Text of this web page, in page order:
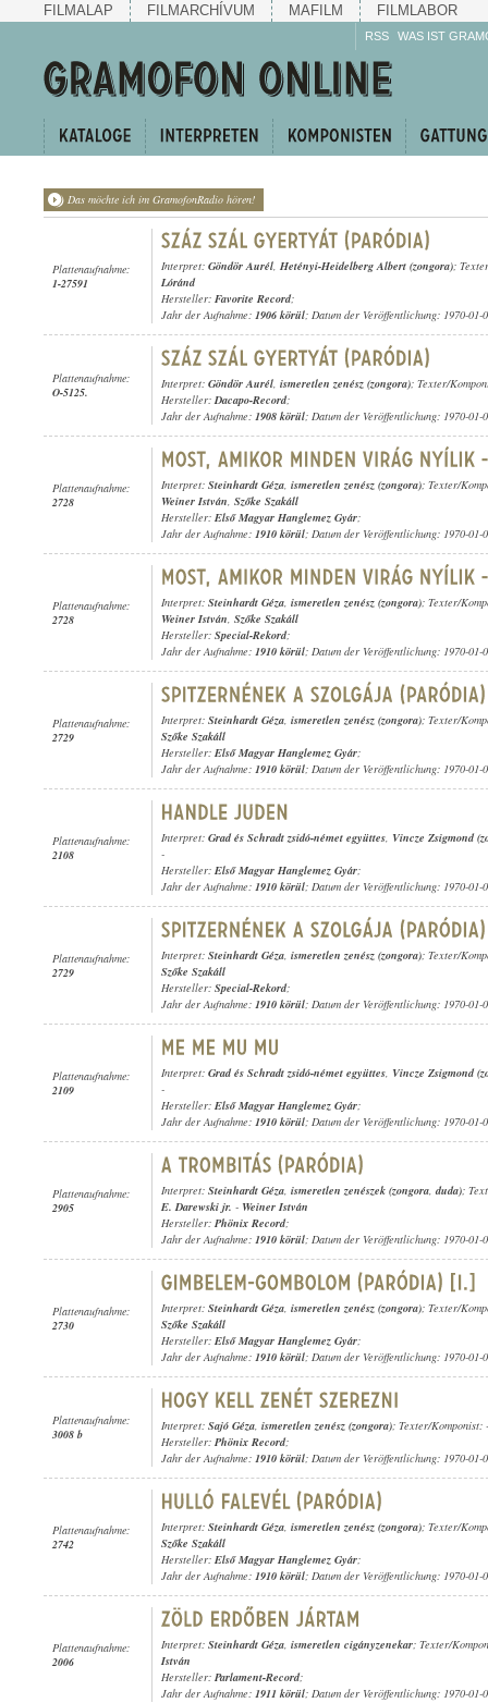
FILMALAP FILMARCHÍVUM MAFILM FILMLABOR
RSS WAS IST
Das möchte ich im GramofonRadio hören!
Plattenaufnahme:
1-27591
Interpret: Göndör Aurél, Hetényi-Heidelberg Albert (zongora);
Lóránd
Hersteller: Favorite Record;
Jahr der Aufnahme: 1906 körül; Datum der Veröffentlichung: 1970-01-
Plattenaufnahme:
O-5125.
Interpret: Göndör Aurél, ismeretlen zenész (zongora); Texter/
Hersteller:Dacapo-Record;
Jahr der Aufnahme: 1908 körül; Datum der Veröffentlichung: 1970-01-
Plattenaufnahme:
2728
Interpret: Steinhardt Géza, ismeretlen zenész (zongora); Texter/
Weiner István, Szőke Szakáll
Hersteller: Első Magyar Hanglemez Gyár;
Jahr der Aufnahme: 1910 körül; Datum der Veröffentlichung: 1970-01-
Plattenaufnahme:
2728
Interpret: Steinhardt Géza, ismeretlen zenész (zongora); Texter/
Weiner István, Szőke Szakáll
Hersteller: Special-Rekord;
Jahr der Aufnahme: 1910 körül; Datum der Veröffentlichung: 1970-01-
Plattenaufnahme:
2729
Interpret: Steinhardt Géza, ismeretlen zenész (zongora); Texter/
Szőke Szakáll
Hersteller: Első Magyar Hanglemez Gyár;
Jahr der Aufnahme: 1910 körül; Datum der Veröffentlichung: 1970-01-
Plattenaufnahme:
2108
Interpret: Grad és Schradt zsidó-német együttes, Vincze Zsigmond
-
Hersteller: Első Magyar Hanglemez Gyár;
Jahr der Aufnahme: 1910 körül; Datum der Veröffentlichung: 1970-01-
Plattenaufnahme:
2729
Interpret: Steinhardt Géza, ismeretlen zenész (zongora); Texter/
Szőke Szakáll
Hersteller: Special-Rekord;
Jahr der Aufnahme: 1910 körül; Datum der Veröffentlichung: 1970-01-
Plattenaufnahme:
2109
Interpret: Grad és Schradt zsidó-német együttes, Vincze Zsigmond
-
Hersteller: Első Magyar Hanglemez Gyár;
Jahr der Aufnahme: 1910 körül; Datum der Veröffentlichung: 1970-01-
Plattenaufnahme:
2905
Interpret: Steinhardt Géza, ismeretlen zenészek (zongora,duda);
E. Darewski jr. - Weiner István
Hersteller: Phönix Record;
Jahr der Aufnahme: 1910 körül; Datum der Veröffentlichung: 1970-01-
Plattenaufnahme:
2730
Interpret: Steinhardt Géza, ismeretlen zenész (zongora); Texter/
Szőke Szakáll
Hersteller: Első Magyar Hanglemez Gyár;
Jahr der Aufnahme: 1910 körül; Datum der Veröffentlichung: 1970-01-
Plattenaufnahme:
3008 b
Interpret: Sajó Géza, ismeretlen zenész (zongora); Texter/Komponist: -
Hersteller: Phönix Record;
Jahr der Aufnahme: 1910 körül; Datum der Veröffentlichung: 1970-01-
Plattenaufnahme:
2742
Interpret: Steinhardt Géza, ismeretlen zenész (zongora); Texter/
Szőke Szakáll
Hersteller: Első Magyar Hanglemez Gyár;
Jahr der Aufnahme: 1910 körül; Datum der Veröffentlichung: 1970-01-
Plattenaufnahme:
2006
Interpret: Steinhardt Géza, ismeretlen cigányzenekar; Texter/
István
Hersteller: Parlament-Record;
Jahr der Aufnahme: 1911 körül; Datum der Veröffentlichung: 1970-01-